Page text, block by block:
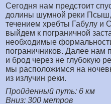
Сегодня нам предстоит
долины шумной реки
течением хребты Габулу и
выйдем к пограничной
необходимые
пограничников. Далее нам
и брод через не глубокую
мы расположимся на
из излучин реки.
Пройденный путь: 6 км
Вниз: 300 метров